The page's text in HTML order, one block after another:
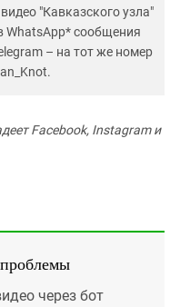
"Кавказского узла"
WhatsApp* сообщения
– на тот же номер
Facebook, Instagram и
через бот